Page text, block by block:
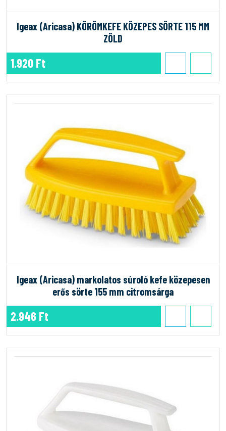
Igeax (Aricasa) KÖRÖMKEFE KÖZEPES SÖRTE 115 MM
ZÖLD
1.920 Ft
Igeax (Aricasa) markolatos súroló kefe közepesen
erős sörte 155 mm citromsárga
2.946 Ft